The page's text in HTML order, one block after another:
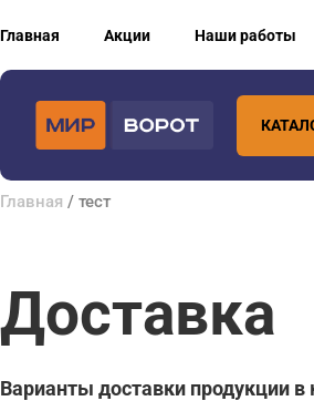
Главная Акции Наши работы
Главная / тест
Доставка
Варианты доставки продукции